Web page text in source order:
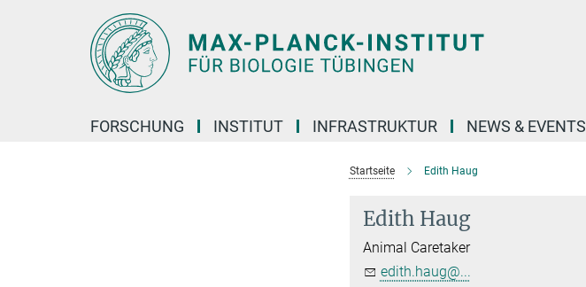
FORSCHUNG INSTITUT INFRASTRUKTUR NEWS & EVENTS
Startseite Edith Haug
Edith Haug
Animal Caretaker
edith.haug@...